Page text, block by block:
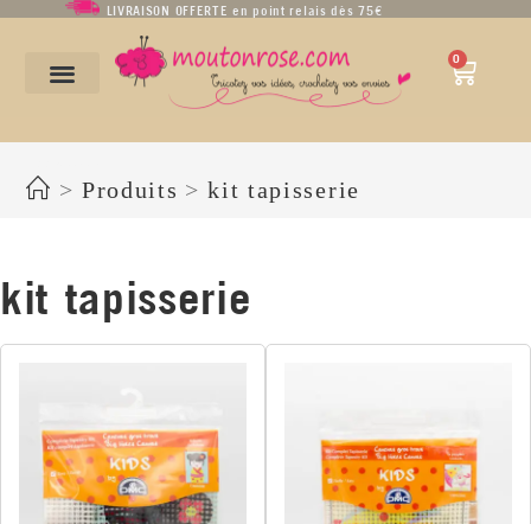
LIVRAISON OFFERTE en point relais dès 75€
0
> Produits > kit tapisserie
kit tapisserie